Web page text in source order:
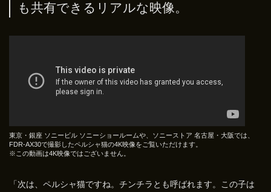
も共有できるリアルな映像。
東京・銀座 ソニービル ソニーショールームや、ソニーストア 名古屋・大阪では、
FDR-AX30で撮影したペルシャ猫の4K映像をご覧いただけます。
※この動画は4K映像ではございません。
「次は、ペルシャ猫ですね。チンチラとも呼ばれます。この子は